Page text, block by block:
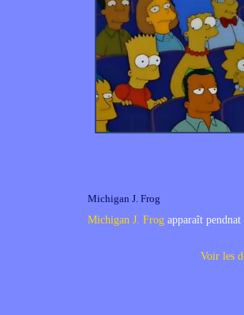
Michigan J. Frog
Michigan J. Frog apparaît
Voir les